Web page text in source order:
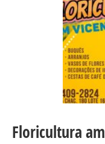
Floricultura